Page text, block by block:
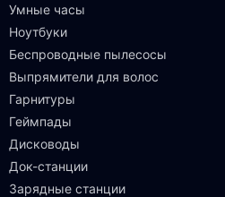
Умные часы
Ноутбуки
Беспроводные пылесосы
Выпрямители для волос
Гарнитуры
Геймпады
Дисководы
Док-станции
Зарядные станции